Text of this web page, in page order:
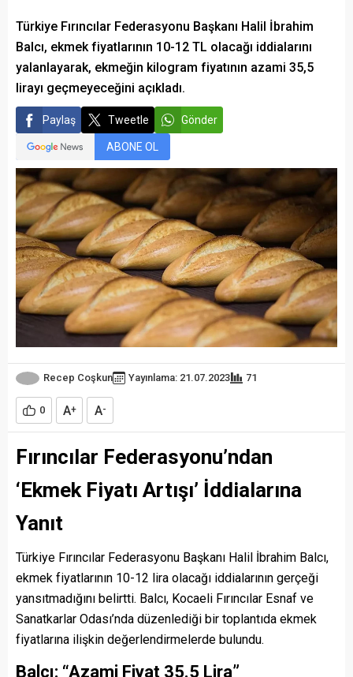
Türkiye Fırıncılar Federasyonu Başkanı Halil İbrahim
Balcı, ekmek fiyatlarının 10-12 TL olacağı iddialarını
yalanlayarak, ekmeğin kilogram fiyatının azami 35,5
lirayı geçmeyeceğini açıkladı.
Paylaş Tweetle Gönder
ABONE OL
Recep Coşkun Yayınlama: 21.07.2023 71
0 A+ A-
Fırıncılar Federasyonu’ndan
‘Ekmek Fiyatı Artışı’ İddialarına
Yanıt
Türkiye Fırıncılar Federasyonu Başkanı Halil İbrahim Balcı,
ekmek fiyatlarının 10-12 lira olacağı iddialarının gerçeği
yansıtmadığını belirtti. Balcı, Kocaeli Fırıncılar Esnaf ve
Sanatkarlar Odası’nda düzenlediği bir toplantıda ekmek
fiyatlarına ilişkin değerlendirmelerde bulundu.
Balcı: “Azami Fiyat 35.5 Lira”